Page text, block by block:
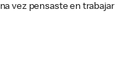
vez pensaste en trabajar